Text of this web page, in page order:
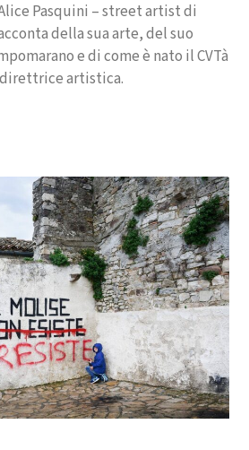
Pasquini – street artist di
della sua arte, del suo
e di come è nato il CVTà
artistica.